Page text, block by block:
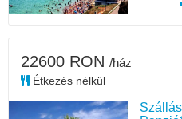
22600 RON /ház
Étkezés nélkül